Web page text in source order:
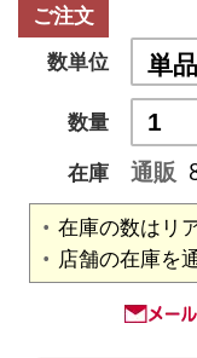
ご注文
数単位
数量
在庫
通販
在庫の数はリ
店舗の在庫を